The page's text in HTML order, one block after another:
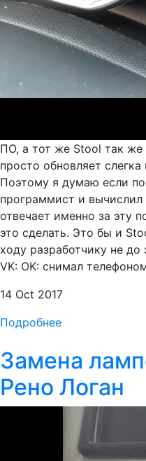
ПО, а тот же Stool так
просто обновляет
Поэтому я думаю если
программист и
отвечает именно за эту
это сделать. Это бы и
ходу разработчику не до
VK: OK: снимал
14 Oct 2017
Подробнее
Замена
Рено Логан